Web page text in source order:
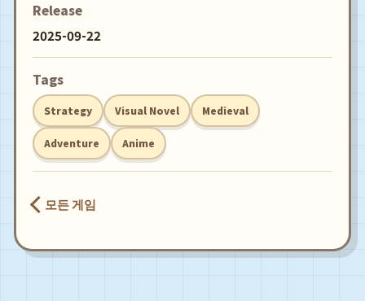
Release
2025-09-22
Tags
Strategy Visual Novel Medieval
Adventure Anime
모든 게임